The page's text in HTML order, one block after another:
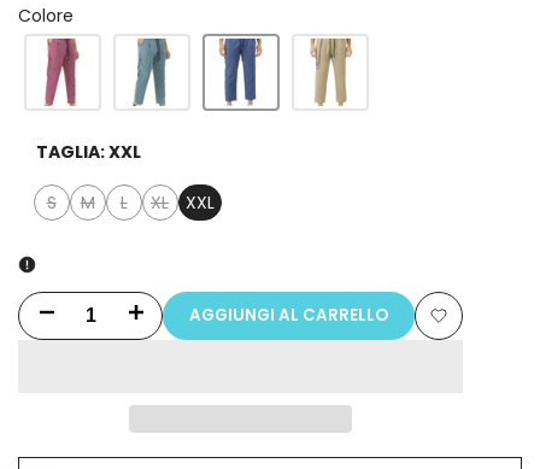
Colore
TAGLIA:XXL
Variante
S
Variante
M
Variante
L
Variante
XL XXL
Riduci Aumenta
quantità
AGGIUNGI AL CARRELLO
Aggiungi